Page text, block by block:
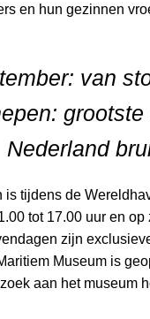
en hun gezinnen
van
Nederland
is tijdens de
tot 17.00 uur en
zijn
Museum is
aan het museum